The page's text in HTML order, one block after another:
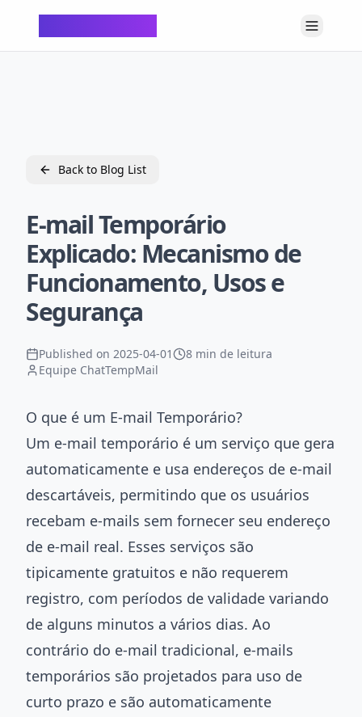
Back to Blog List
E-mail Temporário
Explicado: Mecanismo de
Funcionamento, Usos e
Segurança
Published on 2025-04-01
8 min de leitura
Equipe ChatTempMail
O que é um E-mail Temporário?
Um e-mail temporário é um serviço que gera
automaticamente e usa endereços de e-mail
descartáveis, permitindo que os usuários
recebam e-mails sem fornecer seu endereço
de e-mail real. Esses serviços são
tipicamente gratuitos e não requerem
registro, com períodos de validade variando
de alguns minutos a vários dias. Ao
contrário do e-mail tradicional, e-mails
temporários são projetados para uso de
curto prazo e são automaticamente